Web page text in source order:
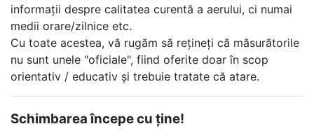
informații despre calitatea curentă a aerului, ci numai
medii orare/zilnice etc.
Cu toate acestea, vă rugăm să rețineți că măsurătorile
nu sunt unele "oficiale", fiind oferite doar în scop
orientativ / educativ și trebuie tratate că atare.
Schimbarea începe cu ține!